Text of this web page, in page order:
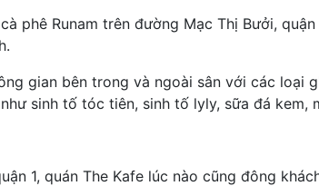
phê Runam trên đường Mạc Thị Bưởi,
gian bên trong và ngoài sân với các
sinh tố tóc tiên, sinh tố lyly, sữa đá
1, quán The Kafe lúc nào cũng đông